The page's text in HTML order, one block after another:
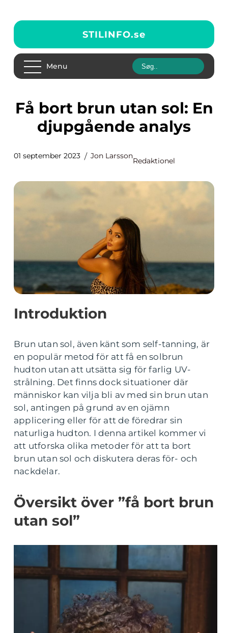
STILINFO.se
Menu
Få bort brun utan sol: En
djupgående analys
01 september 2023 Jon Larsson
Redaktionel
Introduktion
Brun utan sol, även känt som self-tanning, är
en populär metod för att få en solbrun
hudton utan att utsätta sig för farlig UV-
strålning. Det finns dock situationer där
människor kan vilja bli av med sin brun utan
sol, antingen på grund av en ojämn
applicering eller för att de föredrar sin
naturliga hudton. I denna artikel kommer vi
att utforska olika metoder för att ta bort
brun utan sol och diskutera deras för- och
nackdelar.
Översikt över ”få bort brun
utan sol”